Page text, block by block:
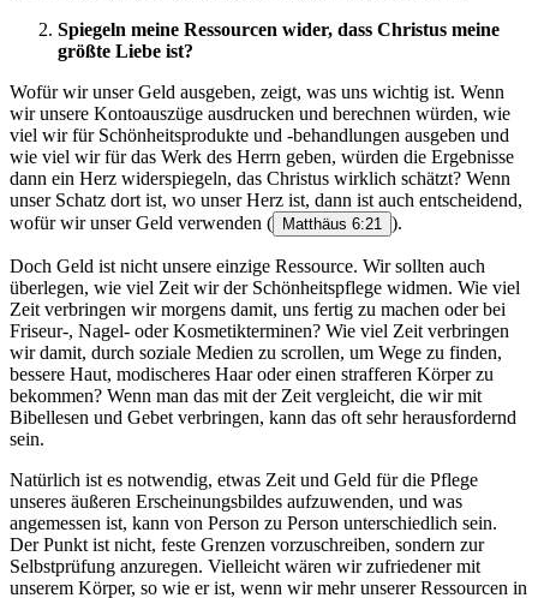
Spiegeln meine Ressourcen wider, dass Christus meine
größte Liebe ist?
Wofür wir unser Geld ausgeben, zeigt, was uns wichtig ist. Wenn
wir unsere Kontoauszüge ausdrucken und berechnen würden, wie
viel wir für Schönheitsprodukte und -behandlungen ausgeben und
wie viel wir für das Werk des Herrn geben, würden die Ergebnisse
dann ein Herz widerspiegeln, das Christus wirklich schätzt? Wenn
unser Schatz dort ist, wo unser Herz ist, dann ist auch entscheidend,
wofür wir unser Geld verwenden ( Matthäus 6:21 ).
Doch Geld ist nicht unsere einzige Ressource. Wir sollten auch
überlegen, wie viel Zeit wir der Schönheitspflege widmen. Wie viel
Zeit verbringen wir morgens damit, uns fertig zu machen oder bei
Friseur-, Nagel- oder Kosmetikterminen? Wie viel Zeit verbringen
wir damit, durch soziale Medien zu scrollen, um Wege zu finden,
bessere Haut, modischeres Haar oder einen strafferen Körper zu
bekommen? Wenn man das mit der Zeit vergleicht, die wir mit
Bibellesen und Gebet verbringen, kann das oft sehr herausfordernd
sein.
Natürlich ist es notwendig, etwas Zeit und Geld für die Pflege
unseres äußeren Erscheinungsbildes aufzuwenden, und was
angemessen ist, kann von Person zu Person unterschiedlich sein.
Der Punkt ist nicht, feste Grenzen vorzuschreiben, sondern zur
Selbstprüfung anzuregen. Vielleicht wären wir zufriedener mit
unserem Körper, so wie er ist, wenn wir mehr unserer Ressourcen in